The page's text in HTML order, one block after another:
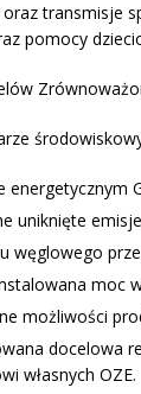
transmisje
pomocy
energetycznym
uniknięte
węglowego
moc
możliwości
docelowa
własnych OZE.